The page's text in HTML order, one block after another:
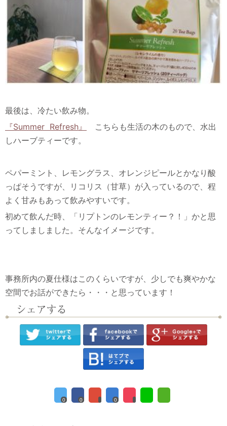
最後は、冷たい飲み物。
『Summer Refresh』
こちらも生活の木のもので、水出
しハーブティーです。
ペパーミント、レモングラス、オレンジピールとかなり酸
っぱそうですが、リコリス（甘草）が入っているので、程
よく甘みもあって飲みやすいです。
初めて飲んだ時、「リプトンのレモンティー？！」かと思
ってしましました。そんなイメージです。
事務所内の夏仕様はこのくらいですが、少しでも爽やかな
空間でお話ができたら・・・と思っています！
0 0 0